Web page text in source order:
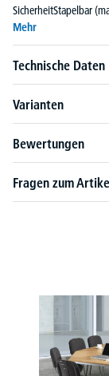
SicherheitStapelbar
Mehr
Technische Daten
Varianten
Bewertungen
Fragen zum